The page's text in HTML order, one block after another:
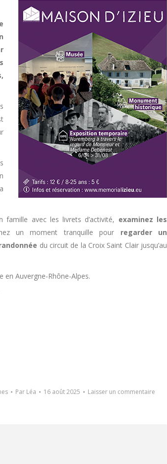
famille avec les livrets d’activité, examinez les
un moment tranquille pour regarder un
du circuit de la Croix Saint Clair jusqu’au
Auvergne-Rhône-Alpes.
Par Léa 16 août 2025 Laisser un commentaire